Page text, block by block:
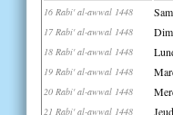
16 Rabi' al-awwal 1448
17 Rabi' al-awwal 1448
18 Rabi' al-awwal 1448
19 Rabi' al-awwal 1448
20 Rabi' al-awwal 1448
21 Rabi' al-awwal 1448